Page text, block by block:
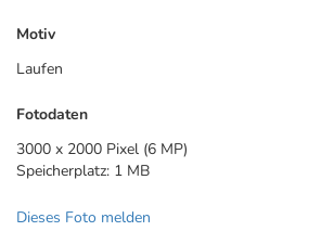
Motiv
Laufen
Fotodaten
3000 x 2000 Pixel (6 MP)
Speicherplatz: 1 MB
Dieses Foto melden